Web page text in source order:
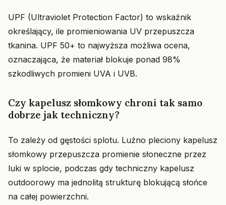
UPF (Ultraviolet Protection Factor) to wskaźnik
określający, ile promieniowania UV przepuszcza
tkanina. UPF 50+ to najwyższa możliwa ocena,
oznaczająca, że materiał blokuje ponad 98%
szkodliwych promieni UVA i UVB.
Czy kapelusz słomkowy chroni tak samo
dobrze jak techniczny?
To zależy od gęstości splotu. Luźno pleciony kapelusz
słomkowy przepuszcza promienie słoneczne przez
luki w splocie, podczas gdy techniczny kapelusz
outdoorowy ma jednolitą strukturę blokującą słońce
na całej powierzchni.